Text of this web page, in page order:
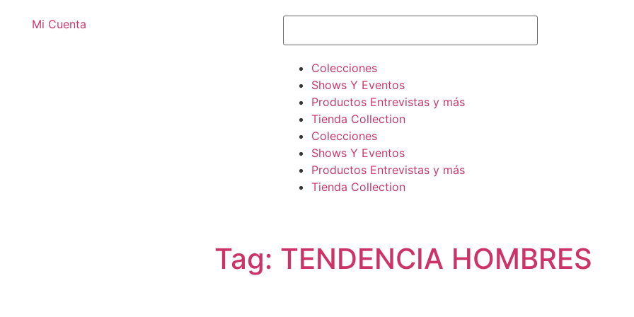
Mi Cuenta
Colecciones
Shows Y Eventos
Productos Entrevistas y más
Tienda Collection
Colecciones
Shows Y Eventos
Productos Entrevistas y más
Tienda Collection
Tag: TENDENCIA HOMBRES